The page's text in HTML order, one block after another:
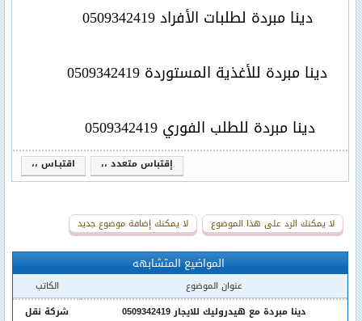
دينا مبردة لطلبات الأفراد0509342419
دينا مبردة للأغذية المستوردة 0509342419
دينا مبردة للطلب الفوري0509342419
اقتبـاس ،، إقتباس متعدد ،،
لا يمكنك الرد على هذا الموضوع لا يمكنك إضافة موضوع جديد
المواضيع المتشابهه
عنوان الموضوع
الكاتب
دينا مبردة مع هيدروليك للايجار 0509342419
شركة نقل